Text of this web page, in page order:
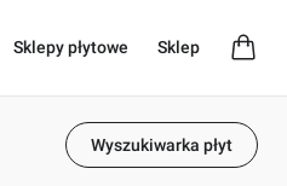
Sklepy płytowe Sklep
Wyszukiwarka płyt